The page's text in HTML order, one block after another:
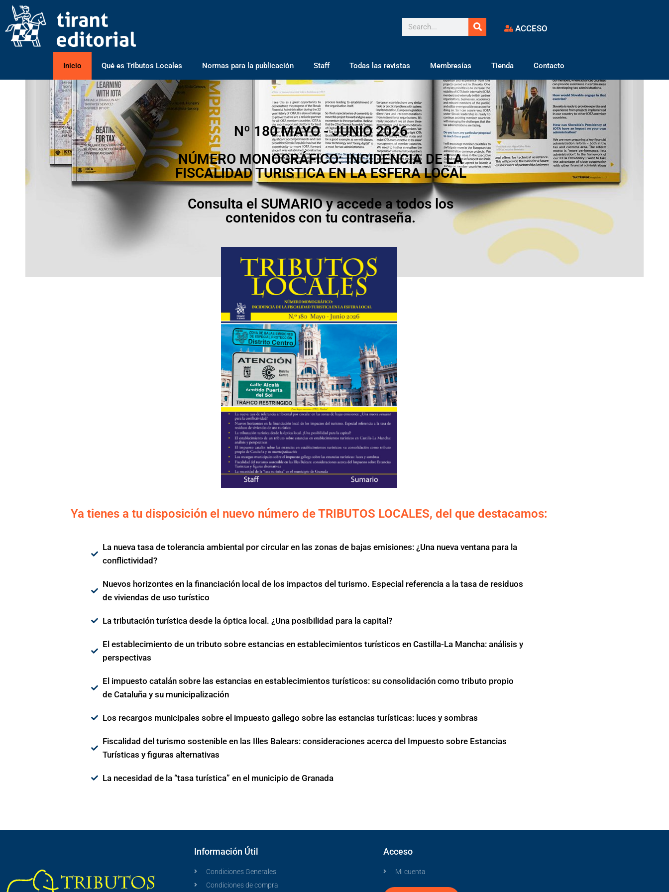
ACCESO
Inicio Qué es Tributos Locales Normas para la publicación Staff Todas las revistas Membresías Tienda Contacto
Nº 180 MAYO - JUNIO 2026
NÚMERO MONOGRÁFICO: INCIDENCIA DE LA
FISCALIDAD TURISTICA EN LA ESFERA LOCAL
Consulta el SUMARIO y accede a todos los
contenidos con tu contraseña.
Ya tienes a tu disposición el nuevo número de TRIBUTOS LOCALES, del que destacamos:
La nueva tasa de tolerancia ambiental por circular en las zonas de bajas emisiones: ¿Una nueva ventana para la
conflictividad?
Nuevos horizontes en la financiación local de los impactos del turismo. Especial referencia a la tasa de residuos
de viviendas de uso turístico
La tributación turística desde la óptica local. ¿Una posibilidad para la capital?
El establecimiento de un tributo sobre estancias en establecimientos turísticos en Castilla-La Mancha: análisis y
perspectivas
El impuesto catalán sobre las estancias en establecimientos turísticos: su consolidación como tributo propio
de Cataluña y su municipalización
Los recargos municipales sobre el impuesto gallego sobre las estancias turísticas: luces y sombras
Fiscalidad del turismo sostenible en las Illes Balears: consideraciones acerca del Impuesto sobre Estancias
Turísticas y figuras alternativas
La necesidad de la “tasa turística” en el municipio de Granada
Información Útil
Condiciones Generales
Condiciones de compra
Acceso
Mi cuenta